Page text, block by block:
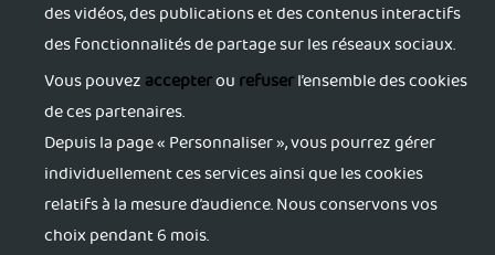
S'informer
Trouver du soutien
S'accorder du répit
S'activer pour sa santé
des vidéos, des publications et des contenus interactifs
des fonctionnalités de partage sur les réseaux sociaux.
Vous pouvezaccepterourefuserl’ensemble des cookies
de ces partenaires.
Depuis la page « Personnaliser », vous pourrez gérer
individuellement ces services ainsi que les cookies
relatifs à la mesure d’audience. Nous conservons vos
choix pendant 6 mois.